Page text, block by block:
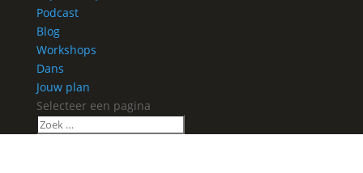
Podcast
Blog
Workshops
Dans
Jouw plan
Selecteer een pagina